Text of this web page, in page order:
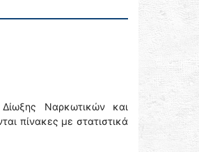
Ναρκωτικών και
πίνακες με στατιστικά